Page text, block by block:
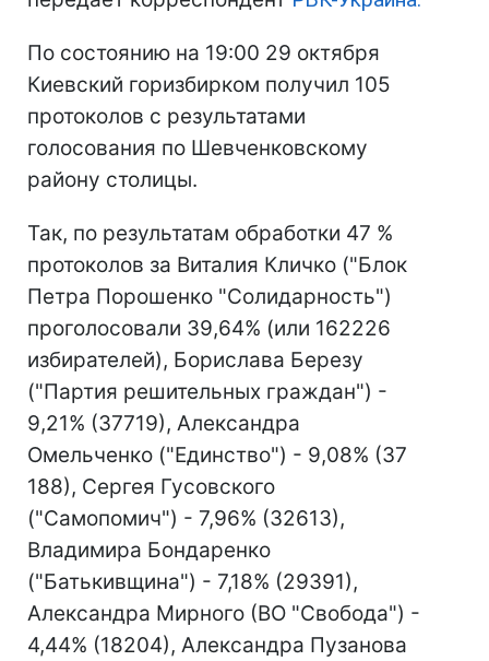
По состоянию на 19:00 29 октября
Киевский горизбирком получил 105
протоколов с результатами
голосования по Шевченковскому
району столицы.
Так, по результатам обработки 47 %
протоколов за Виталия Кличко ("Блок
Петра Порошенко "Солидарность")
проголосовали 39,64% (или 162226
избирателей), Борислава Березу
("Партия решительных граждан") -
9,21% (37719), Александра
Омельченко ("Единство") - 9,08% (37
188), Сергея Гусовского
("Самопомич") - 7,96% (32613),
Владимира Бондаренко
("Батькивщина") - 7,18% (29391),
Александра Мирного (ВО "Свобода") -
4,44% (18204), Александра Пузанова